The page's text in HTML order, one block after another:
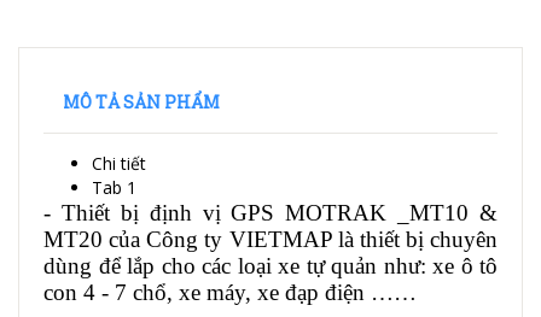
MÔ TẢ SẢN PHẨM
Chi tiết
Tab 1
- Thiết bị định vị GPS MOTRAK _MT10 &
MT20 của Công ty VIETMAP là thiết bị chuyên
dùng để lắp cho các loại xe tự quản như: xe ô tô
con 4 - 7 chổ, xe máy, xe đạp điện ……